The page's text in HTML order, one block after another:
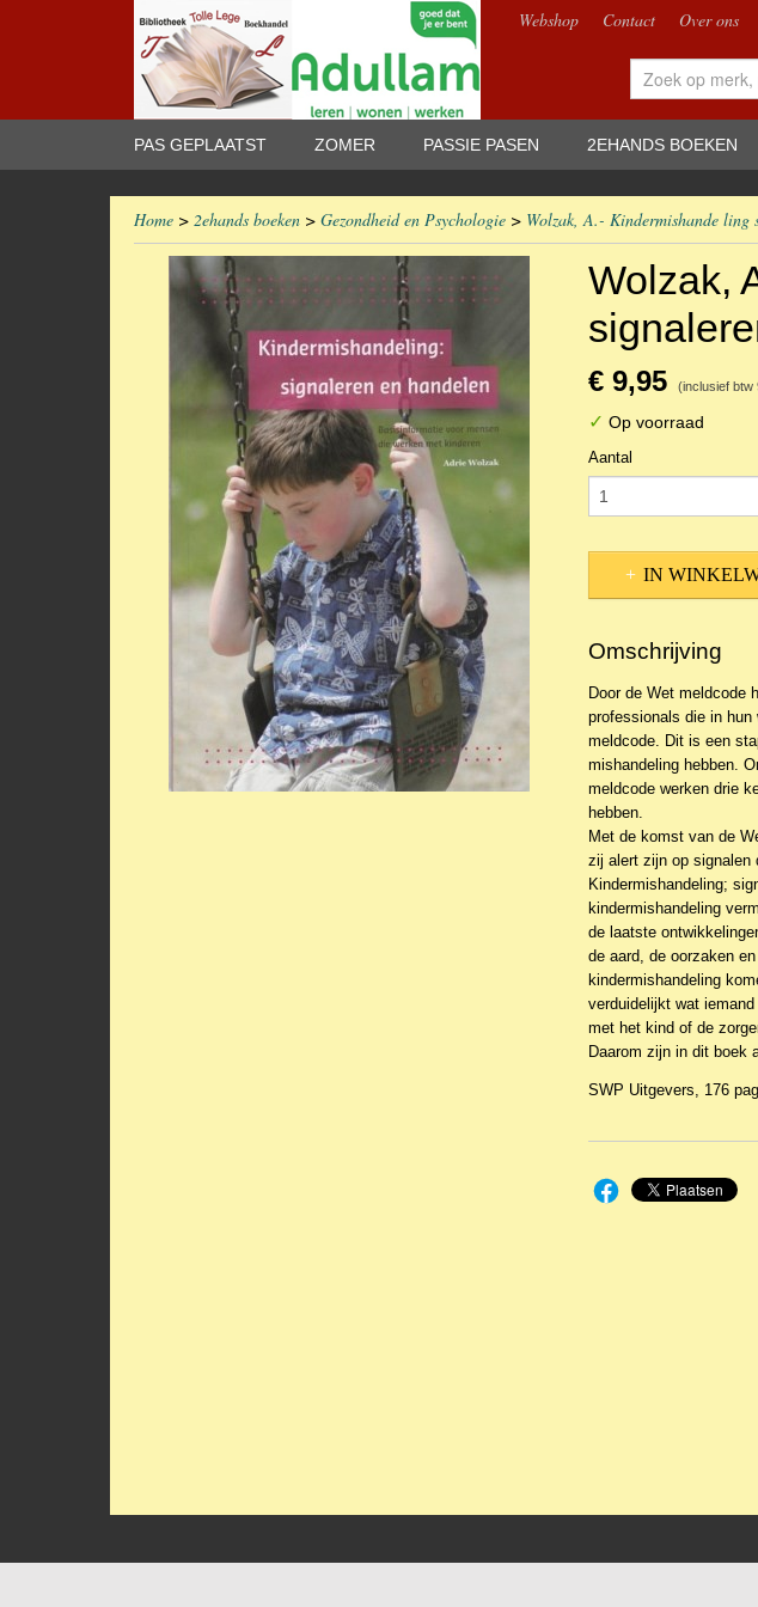
Webshop Contact Over ons
PAS GEPLAATST ZOMER PASSIE PASEN 2EHANDS BOEKEN
Home > 2ehands boeken > Gezondheid en Psychologie > Wolzak, A.- Kindermishande ling
Wolzak,
€ 9,95 (inclusief btw
✓ Op voorraad
Aantal
IN
Omschrijving
Door de Wet meldcode
professionals die in
meldcode. Dit is een
mishandeling hebben.
meldcode werken drie
hebben.
Met de komst van de
zij alert zijn op signalen
Kindermishandeling;
kindermishandeling
de laatste
de aard, de oorzaken
kindermishandeling
verduidelijkt wat
met het kind of de
Daarom zijn in dit boek
SWP Uitgevers, 176